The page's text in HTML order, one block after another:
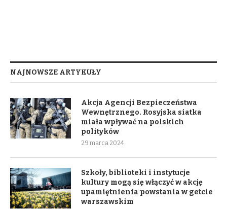
NAJNOWSZE ARTYKUŁY
Akcja Agencji Bezpieczeństwa
Wewnętrznego. Rosyjska siatka
miała wpływać na polskich
polityków
29 marca 2024
Szkoły, biblioteki i instytucje
kultury mogą się włączyć w akcję
upamiętnienia powstania w getcie
warszawskim